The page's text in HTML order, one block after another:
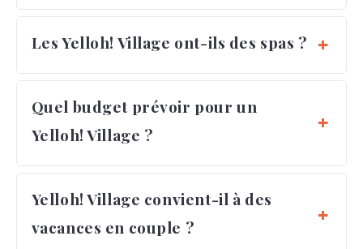
Les Yelloh! Village ont-ils des spas ?
Quel budget prévoir pour un
Yelloh! Village ?
Yelloh! Village convient-il à des
vacances en couple ?